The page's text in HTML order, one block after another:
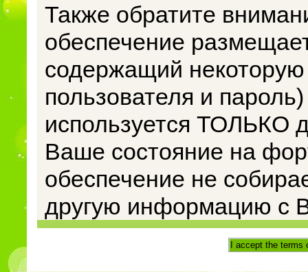
Также обратите
обеспечение
содержащий
пользователя и
используется ТОЛЬКО
Ваше состояние на
обеспечение не
другую информацию с